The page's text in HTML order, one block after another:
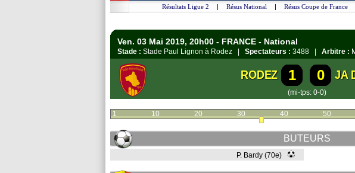
Résultats Ligue 2 | Résus National | Résus Coupe de France
Ven. 03 Mai 2019, 20h00 - FRANCE - National
Stade : Stade Paul Lignon à Rodez | Spectateurs : 3488 | Arbitre :
RODEZ 1 0 JA
(mi-tps: 0-0)
1 10 20 30 40 50
BUTEURS
P. Bardy (70e)